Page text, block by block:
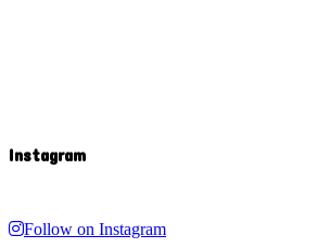
Instagram
Follow on Instagram